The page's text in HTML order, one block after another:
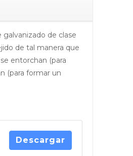
de clase
de tal manera que
entorchan (para
(para formar un
Descargar